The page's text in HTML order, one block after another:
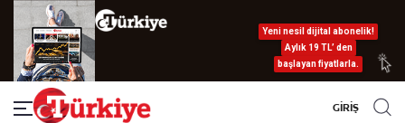
Yeni nesil dijital abonelik!
Aylık 19 TL’ den
başlayan fiyatlarla.
GİRİŞ